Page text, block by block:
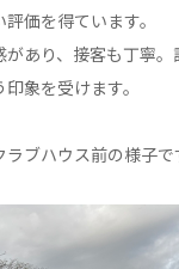
価を得ています。
あり、接客も丁寧
象を受けます。
ブハウス前の様子で